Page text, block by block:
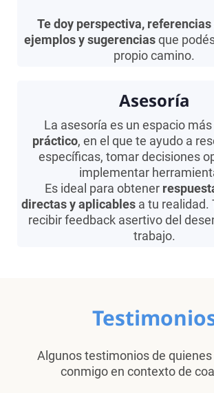
Te doy perspectiva,
ejemplos y sugerenciasque
propio camino.
Asesoría
La asesoría es un espacio más
práctico, en el que te ayudo a
específicas, tomar decisiones
implementar
Es ideal para obtener
directas y aplicablesa tu realidad.
recibir feedback asertivo del
trabajo.
Algunos testimonios de
conmigo en contexto de